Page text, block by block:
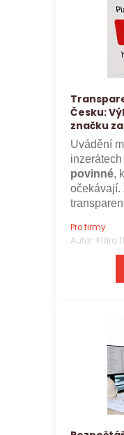
Česku:
značku
Uvádění
povinné,
očekávají.
Pro firmy
Autor: Klára